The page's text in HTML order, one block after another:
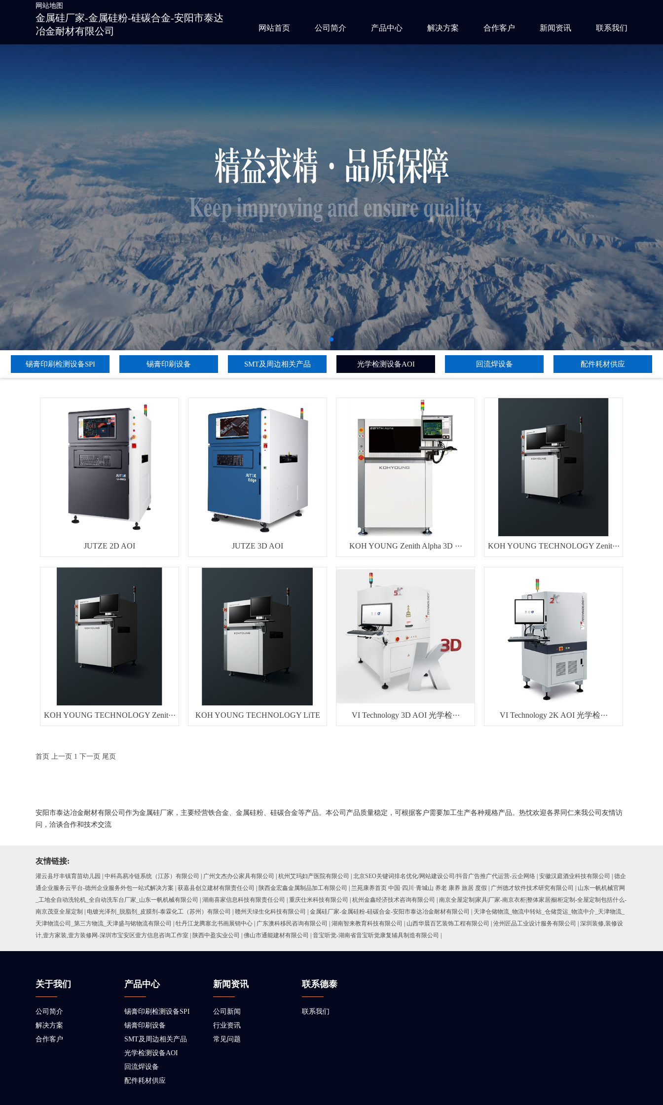
网站地图
金属硅厂家-金属硅粉-硅碳合金-安阳市泰达
冶金耐材有限公司
网站首页 公司简介 产品中心 解决方案 合作客户 新闻资讯 联系我们
锡膏印刷检测设备SPI 锡膏印刷设备 SMT及周边相关产品 光学检测设备AOI 回流焊设备 配件耗材供应
JUTZE 2D AOI JUTZE 3D AOI KOH YOUNG Zenith Alpha 3D ··· KOH YOUNG TECHNOLOGY Zenit···
KOH YOUNG TECHNOLOGY Zenit··· KOH YOUNG TECHNOLOGY LiTE VI Technology 3D AOI 光学检··· VI Technology 2K AOI 光学检···
首页 上一页 1 下一页 尾页
安阳市泰达冶金耐材有限公司作为金属硅厂家，主要经营铁合金、金属硅粉、硅碳合金等产品。本公司产品质量稳定，可根据客户需要加工生产各种规格产品。热忱欢迎各界同仁来我公司友情访
问，洽谈合作和技术交流
友情链接:
灌云县圩丰镇育苗幼儿园 中科高易冷链系统（江苏）有限公司 广州文杰办公家具有限公司 杭州艾玛妇产医院有限公司 北京SEO关键词排名优化/网站建设公司/抖音广告推广代运营-云企网络 安徽汉庭酒业科技有限公司
德企
通企业服务云平台-德州企业服务外包一站式解决方案
获嘉县创立建材有限责任公司 陕西金宏鑫金属制品加工有限公司 兰苑康养首页 中国·四川·青城山 养老 康养 旅居 度假 广州德才软件技术研究有限公司
山东一帆机械官网
_工地全自动洗轮机_全自动洗车台厂家_山东一帆机械有限公司
湖南喜家信息科技有限责任公司 重庆仕米科技有限公司 杭州金鑫经济技术咨询有限公司
南京全屋定制|家具|厂家-南京衣柜|整体家居|橱柜定制-全屋定制包括什么-
南京茂亚全屋定制
电镀光泽剂_脱脂剂_皮膜剂-泰霖化工（苏州）有限公司 赣州天绿生化科技有限公司 金属硅厂家-金属硅粉-硅碳合金-安阳市泰达冶金耐材有限公司
天津仓储物流_物流中转站_仓储货运_物流中介_天津物流_
天津物流公司_第三方物流_天津盛与铭物流有限公司
牡丹江龙腾塞北书画展销中心 广东澳科移民咨询有限公司 湖南智来教育科技有限公司 山西华晨百艺装饰工程有限公司 沧州匠品工业设计服务有限公司
深圳装修,装修设
计,壹方家装,壹方装修网-深圳市宝安区壹方信息咨询工作室
陕西中盈实业公司 佛山市通能建材有限公司 音宝听觉-湖南省音宝听觉康复辅具制造有限公司
关于我们
公司简介
解决方案
合作客户
产品中心
锡膏印刷检测设备SPI
锡膏印刷设备
SMT及周边相关产品
光学检测设备AOI
回流焊设备
配件耗材供应
新闻资讯
公司新闻
行业资讯
常见问题
联系德泰
联系我们